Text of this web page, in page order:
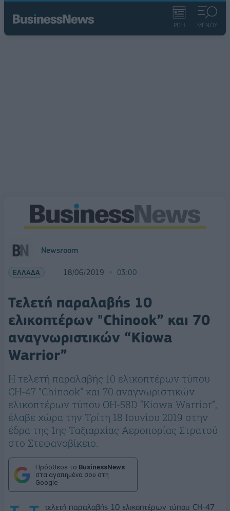
ΡΟΗ ΜΕΝΟΥ
Newsroom
ΕΛΛΑΔΑ 18/06/2019 03:00
Τελετή παραλαβής 10
ελικοπτέρων "Chinook” και 70
αναγνωριστικών “Kiowa
Warrior”
Η τελετή παραλαβής 10 ελικοπτέρων τύπου
CH-47 “Chinook” και 70 αναγνωριστικών
ελικοπτέρων τύπου OH-58D “Kiowa Warrior”,
έλαβε χώρα την Τρίτη 18 Ιουνίου 2019 στην
έδρα της 1ης Ταξιαρχίας Αεροπορίας Στρατού
στο Στεφανοβίκειο.
Πρόσθεσε το BusinessNews
στα αγαπημένα σου στη
Google
τελετή παραλαβής 10 ελικοπτέρων τύπου CH-47